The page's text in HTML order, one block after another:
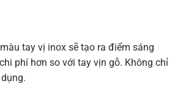
tay vị inox sẽ tạo ra điểm sáng
phí hơn so với tay vịn gỗ. Không chỉ